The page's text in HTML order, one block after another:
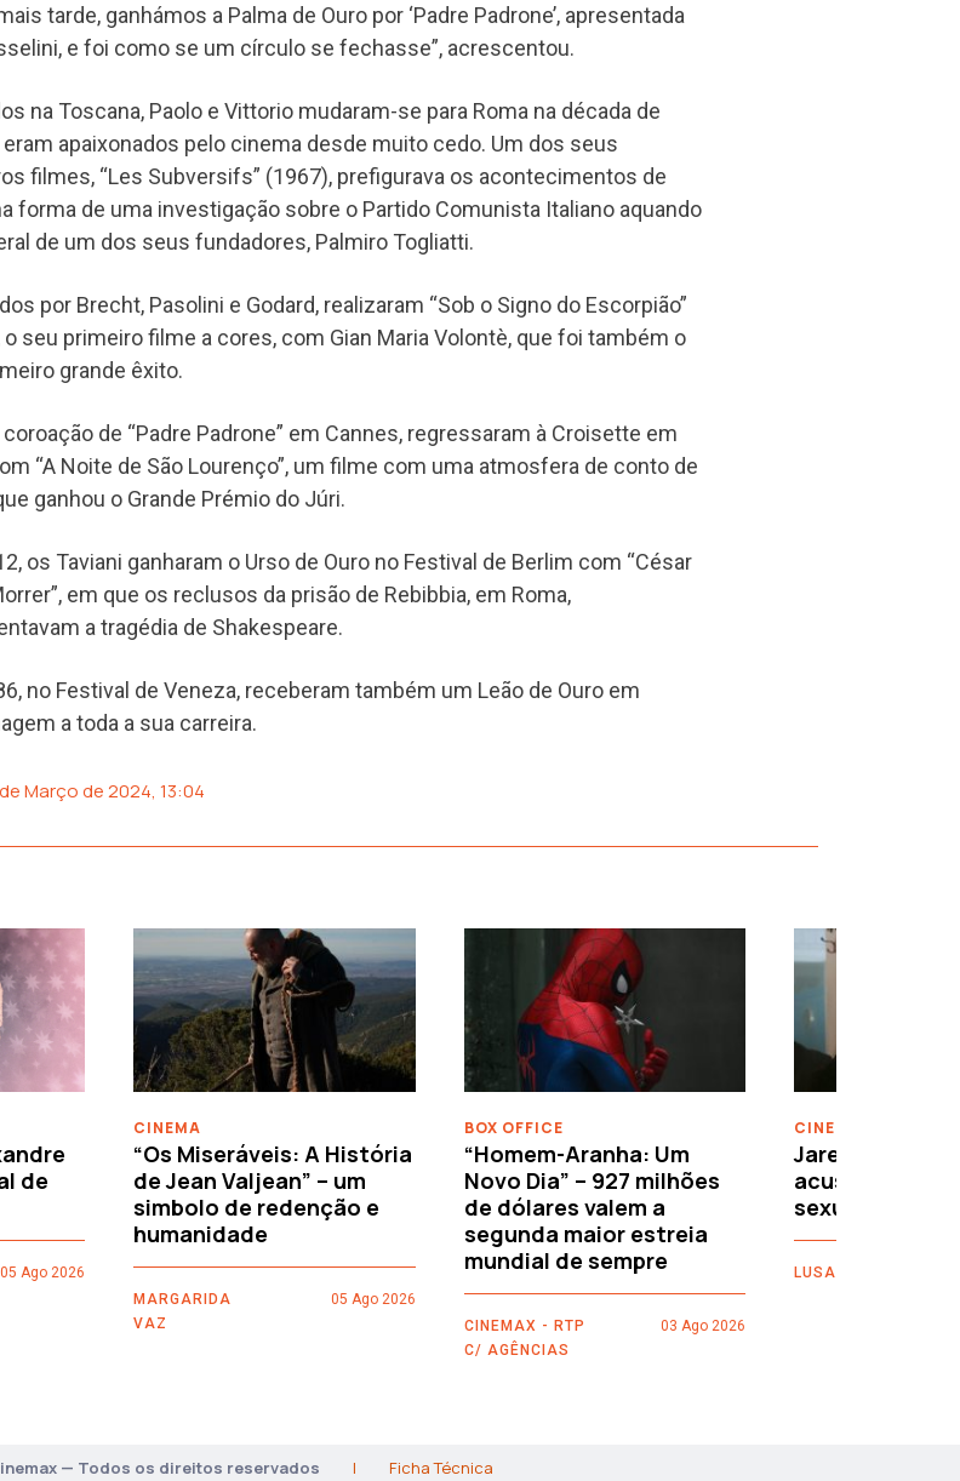
tarde, ganhámos a Palma de Ouro por ‘Padre Padrone’, apresentada
e foi como se um círculo se fechasse”, acrescentou.
na Toscana, Paolo e Vittorio mudaram-se para Roma na década de
eram apaixonados pelo cinema desde muito cedo. Um dos seus
filmes, “Les Subversifs” (1967), prefigurava os acontecimentos de
forma de uma investigação sobre o Partido Comunista Italiano aquando
de um dos seus fundadores, Palmiro Togliatti.
por Brecht, Pasolini e Godard, realizaram “Sob o Signo do Escorpião”
o seu primeiro filme a cores, com Gian Maria Volontè, que foi também o
grande êxito.
de “Padre Padrone” em Cannes, regressaram à Croisette em
“A Noite de São Lourenço”, um filme com uma atmosfera de conto de
ganhou o Grande Prémio do Júri.
os Taviani ganharam o Urso de Ouro no Festival de Berlim com “César
em que os reclusos da prisão de Rebibbia, em Roma,
a tragédia de Shakespeare.
no Festival de Veneza, receberam também um Leão de Ouro em
a toda a sua carreira.
Março de 2024, 13:04
de
05 Ago 2026
CINEMA
“Os Miseráveis: A História
de Jean Valjean” – um
simbolo de redenção e
humanidade
MARGARIDA
VAZ
05 Ago 2026
BOX OFFICE
“Homem-Aranha: Um
Novo Dia” – 927 milhões
de dólares valem a
segunda maior estreia
mundial de sempre
CINEMAX - RTP
C/ AGÊNCIAS
03 Ago 2026
CINEMA
Jared Leto
acusações de
sexuais
LUSA
— Todos os direitos reservados | Ficha Técnica